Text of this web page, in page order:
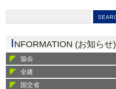
INFORMATION (お知らせ)
協会
全建
国交省